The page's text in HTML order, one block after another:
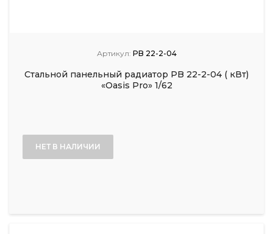
Артикул: PB 22-2-04
Стальной панельный радиатор PB 22-2-04 ( кВт)
«Oasis Pro» 1/62
НЕТ В НАЛИЧИИ